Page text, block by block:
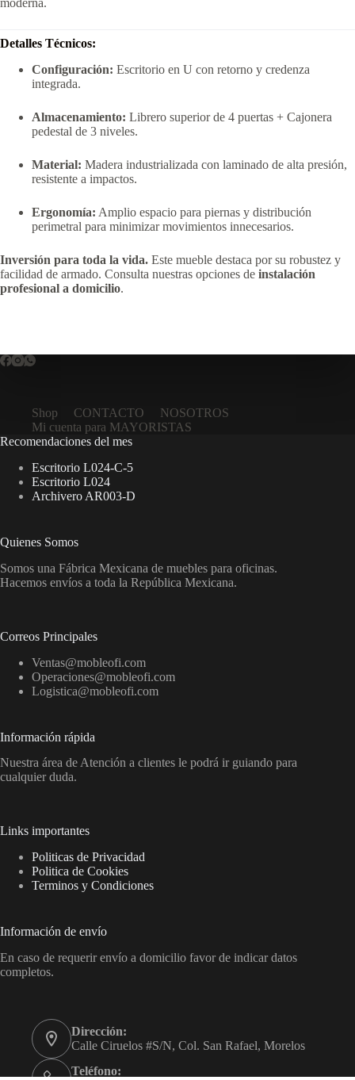
moderna.
Detalles Técnicos:
Configuración: Escritorio en U con retorno y credenza
integrada.
Almacenamiento: Librero superior de 4 puertas + Cajonera
pedestal de 3 niveles.
Material: Madera industrializada con laminado de alta presión,
resistente a impactos.
Ergonomía: Amplio espacio para piernas y distribución
perimetral para minimizar movimientos innecesarios.
Inversión para toda la vida. Este mueble destaca por su robustez y
facilidad de armado. Consulta nuestras opciones de instalación
profesional a domicilio.
Shop CONTACTO
NOSOTROS
Mi cuenta para MAYORISTAS
Recomendaciones del mes
Escritorio L024-C-5
Escritorio L024
Archivero AR003-D
Quienes Somos
Somos una Fábrica Mexicana de muebles para oficinas.
Hacemos envíos a toda la República Mexicana.
Correos Principales
Ventas@mobleofi.com
Operaciones@mobleofi.com
Logistica@mobleofi.com
Información rápida
Nuestra área de Atención a clientes le podrá ir guiando para
cualquier duda.
Links importantes
Politicas de Privacidad
Politica de Cookies
Terminos y Condiciones
Información de envío
En caso de requerir envío a domicilio favor de indicar datos
completos.
Dirección:
Calle Ciruelos #S/N, Col. San Rafael, Morelos
Teléfono: